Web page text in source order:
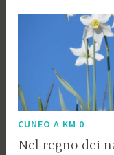
CUNEO A KM 0
Nel regno dei